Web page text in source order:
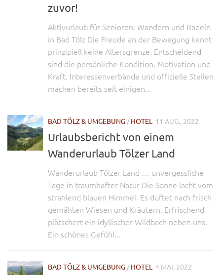
zuvor!
Aktivurlaub für Senioren: Wandern und Radeln
in Bad Tölz Die Freude an der Bewegung kennt
prinzipiell keine Altersgrenze. Entscheidend
sind die persönliche Kondition, Motivation und
Kraft. Interessenverbände und offizielle Stellen
machen bereits seit einigen...
BAD TÖLZ & UMGEBUNG /HOTEL 11 AUG., 2022
Urlaubsbericht von einem
Wanderurlaub Tölzer Land
Wanderurlaub Tölzer Land … unvergessliche
Tage in traumhafter Natur Die Sonne lacht vom
strahlend blauen Himmel. Es duftet nach frisch
gemähten Wiesen und Kräutern. Erfrischend
plätschert ein idyllischer Wildbach neben uns.
Ein schönes Gefühl...
BAD TÖLZ & UMGEBUNG /HOTEL 4 MAI, 2022